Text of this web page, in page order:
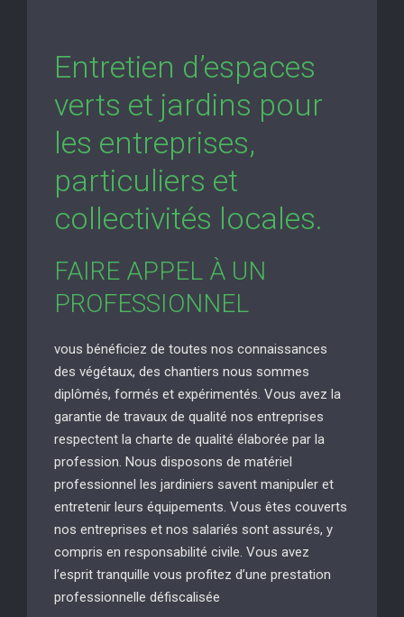
Entretien d’espaces
verts et jardins pour
les entreprises,
particuliers et
collectivités locales.
FAIRE APPEL À UN
PROFESSIONNEL
vous bénéficiez de toutes nos connaissances
des végétaux, des chantiers nous sommes
diplômés, formés et expérimentés. Vous avez la
garantie de travaux de qualité nos entreprises
respectent la charte de qualité élaborée par la
profession. Nous disposons de matériel
professionnel les jardiniers savent manipuler et
entretenir leurs équipements. Vous êtes couverts
nos entreprises et nos salariés sont assurés, y
compris en responsabilité civile. Vous avez
l’esprit tranquille vous profitez d’une prestation
professionnelle défiscalisée